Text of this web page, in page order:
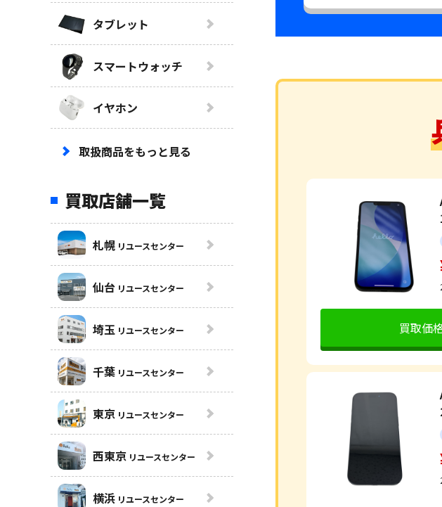
買取価
タブレット
スマートウォッチ
イヤホン
取扱商品をもっと見る
買取店舗一覧
札幌 リユースセンター
仙台 リユースセンター
埼玉 リユースセンター
千葉 リユースセンター
東京 リユースセンター
西東京 リユースセンター
横浜 リユースセンター